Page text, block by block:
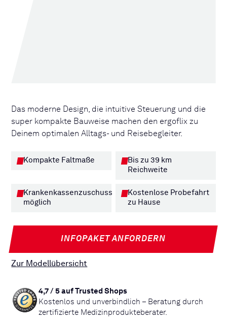
Das moderne Design, die intuitive Steuerung und die
super kompakte Bauweise machen den ergoflix zu
Deinem optimalen Alltags- und Reisebegleiter.
Kompakte Faltmaße
Bis zu 39 km
Reichweite
Krankenkassenzuschuss
möglich
Kostenlose Probefahrt
zu Hause
INFOPAKET ANFORDERN
Zur Modellübersicht
4,7 / 5 auf Trusted Shops
Kostenlos und unverbindlich – Beratung durch
zertifizierte Medizinprodukteberater.